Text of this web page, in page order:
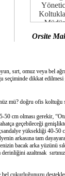
Orsite
sırt, omuz veya bel
seçiminde dikkat edilmesi
mü? doğru ofis
cm olması gerekir,
geçebileceği
yüksekliği 40-50
arkasına tam
bacak arka yüzünü
azaltmak
çukurluğunuzu